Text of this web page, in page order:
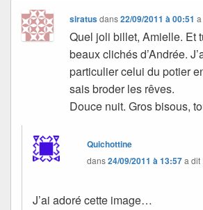
siratusdans22/09/2011 à 00:51
Quel joli billet, Amielle. Et
beaux clichés d’Andrée.
particulier celui du potier
sais broder les rêves.
Douce nuit. Gros bisous,
Quichottine
dans24/09/2011 à 13:57a dit
J’ai adoré cette image…